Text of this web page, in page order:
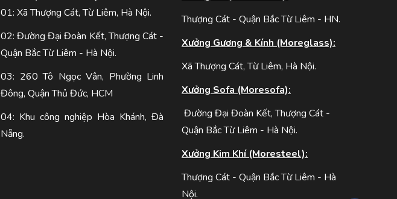
01: Xã Thượng Cát, Từ Liêm, Hà Nội.
02: Đường Đại Đoàn Kết, Thượng Cát -
Quận Bắc Từ Liêm - Hà Nội.
03: 260 Tô Ngọc Vân, Phường Linh
Đông, Quận Thủ Đức, HCM
04: Khu công nghiệp Hòa Khánh, Đà
Nẵng.
Thượng Cát - Quận Bắc Từ Liêm - HN.
Xưởng Gương & Kính (Moreglass):
Xã Thượng Cát, Từ Liêm, Hà Nội.
Xưởng Sofa (Moresofa):
Đường Đại Đoàn Kết, Thượng Cát -
Quận Bắc Từ Liêm - Hà Nội.
Xưởng Kim Khí (Moresteel):
Thượng Cát - Quận Bắc Từ Liêm - Hà
Nội.